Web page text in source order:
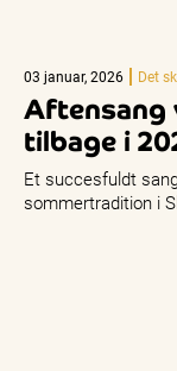
03 januar, 2026 Det
Aftensang
tilbage i
Et succesfuldt
sommertradition i